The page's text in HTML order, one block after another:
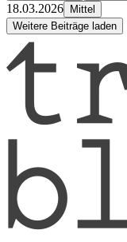
18.03.2026
Mittel
Weitere Beiträge laden